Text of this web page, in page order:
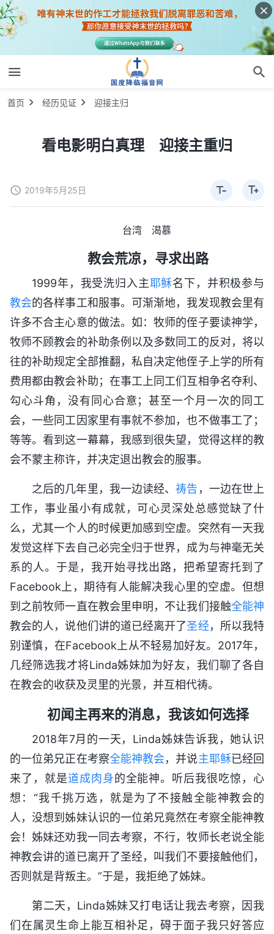
首页 经历见证 迎接主归
看电影明白真理 迎接主重归
2019年5月25日
台湾 渴慕
教会荒凉，寻求出路
1999年，我受洗归入主耶稣名下，并积极参与
教会的各样事工和服事。可渐渐地，我发现教会里有
许多不合主心意的做法。如：牧师的侄子要读神学，
牧师不顾教会的补助条例以及多数同工的反对，将以
往的补助规定全部推翻，私自决定他侄子上学的所有
费用都由教会补助；在事工上同工们互相争名夺利、
勾心斗角，没有同心合意；甚至一个月一次的同工
会，一些同工因家里有事就不参加，也不做事工了；
等等。看到这一幕幕，我感到很失望，觉得这样的教
会不蒙主称许，并决定退出教会的服事。
之后的几年里，我一边读经、祷告 ，一边在世上
工作，事业虽小有成就，可心灵深处总感觉缺了什
么，尤其一个人的时候更加感到空虚。突然有一天我
发觉这样下去自己必完全归于世界，成为与神毫无关
系的人。于是，我开始寻找出路，把希望寄托到了
Facebook上，期待有人能解决我心里的空虚。但想
到之前牧师一直在教会里申明，不让我们接触全能神
教会的人，说他们讲的道已经离开了圣经，所以我特
别谨慎，在Facebook上从不轻易加好友。2017年，
几经筛选我才将Linda姊妹加为好友，我们聊了各自
在教会的收获及灵里的光景，并互相代祷。
初闻主再来的消息，我该如何选择
2018年7月的一天，Linda姊妹告诉我，她认识
的一位弟兄正在考察全能神教会，并说主耶稣已经回
来了，就是道成肉身的全能神。听后我很吃惊，心
想：“我千挑万选，就是为了不接触全能神教会的
人，没想到姊妹认识的一位弟兄竟然在考察全能神教
会！姊妹还劝我一同去考察，不行，牧师长老说全能
神教会讲的道已离开了圣经，叫我们不要接触他们，
否则就是背叛主。”于是，我拒绝了姊妹。
第二天，Linda姊妹又打电话让我去考察，因我
们在属灵生命上能互相补足，碍于面子我只好答应